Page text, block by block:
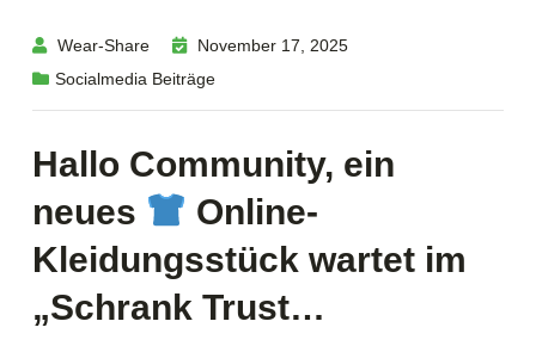
Wear-Share
November 17, 2025
Socialmedia Beiträge
Hallo Community, ein
neues
Online-
Kleidungsstück wartet im
„Schrank Trust…